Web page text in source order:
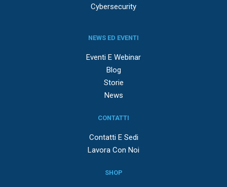
Cybersecurity
NEWS ED EVENTI
Eventi E Webinar
Blog
Storie
News
CONTATTI
Contatti E Sedi
Lavora Con Noi
SHOP